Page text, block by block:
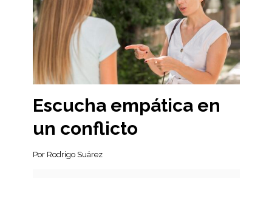
Escucha empática en
un conflicto
Por Rodrigo Suárez